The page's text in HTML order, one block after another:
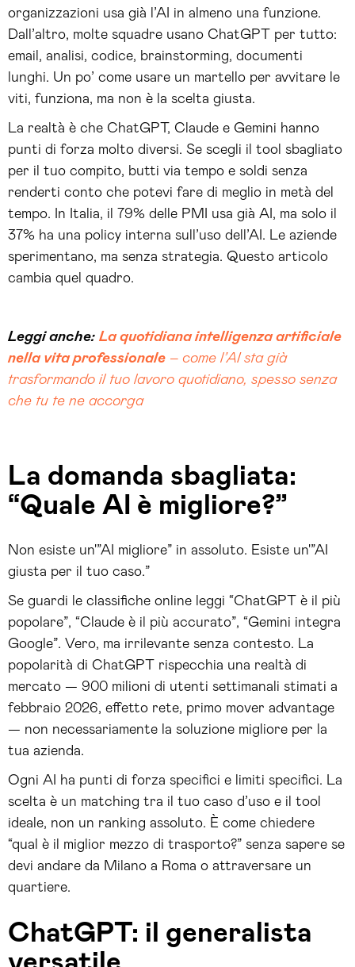
organizzazioni usa già l’AI in almeno una funzione.
Dall’altro, molte squadre usano ChatGPT per tutto:
email, analisi, codice, brainstorming, documenti
lunghi. Un po’ come usare un martello per avvitare le
viti, funziona, ma non è la scelta giusta.
La realtà è che ChatGPT, Claude e Gemini hanno
punti di forza molto diversi. Se scegli il tool sbagliato
per il tuo compito, butti via tempo e soldi senza
renderti conto che potevi fare di meglio in metà del
tempo. In Italia, il 79% delle PMI usa già AI, ma solo il
37% ha una policy interna sull’uso dell’AI. Le aziende
sperimentano, ma senza strategia. Questo articolo
cambia quel quadro.
Leggi anche: La quotidiana intelligenza artificiale
nella vita professionale – come l’AI sta già
trasformando il tuo lavoro quotidiano, spesso senza
che tu te ne accorga
La domanda sbagliata:
“Quale AI è migliore?”
Non esiste un'”AI migliore” in assoluto. Esiste un'”AI
giusta per il tuo caso.”
Se guardi le classifiche online leggi “ChatGPT è il più
popolare”, “Claude è il più accurato”, “Gemini integra
Google”. Vero, ma irrilevante senza contesto. La
popolarità di ChatGPT rispecchia una realtà di
mercato — 900 milioni di utenti settimanali stimati a
febbraio 2026, effetto rete, primo mover advantage
— non necessariamente la soluzione migliore per la
tua azienda.
Ogni AI ha punti di forza specifici e limiti specifici. La
scelta è un matching tra il tuo caso d’uso e il tool
ideale, non un ranking assoluto. È come chiedere
“qual è il miglior mezzo di trasporto?” senza sapere se
devi andare da Milano a Roma o attraversare un
quartiere.
ChatGPT: il generalista